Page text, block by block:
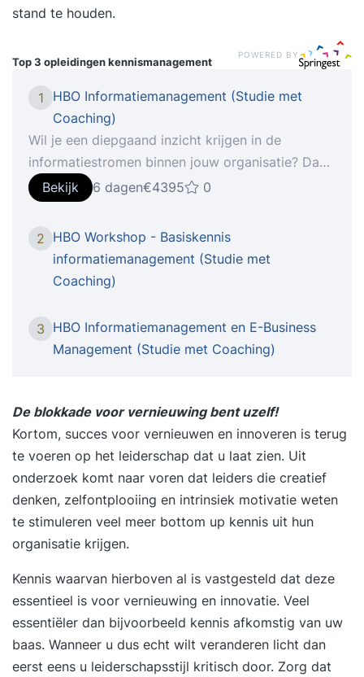
stand te houden.
Top 3 opleidingenkennismanagement
POWERED BY
1
HBO Informatiemanagement (Studie met
Coaching)
Wil je een diepgaand inzicht krijgen in de
informatiestromen binnen jouw organisatie? Dan
is de intrigerende hbo-opleiding
Informatiemanagement iets voor jou! Deze
opleiding biedt een breed scala aan
vaardigheden, waaronder het formuleren van
strategische ICT-doelstellingen, het opstellen van
strategische plannen en het werken met
diverse onderwerpen behandeld, zoals
systeemontwikkeling, kennismanagement, het
oriëntatie. Met praktijkgerichte opdrachten kun je
de verworven kennis direct toepassen in je eigen
werkomgeving. Na het afronden van deze
opleiding ben je uitgerust met de vaardigheden
om informatiemanagement op een efficiënte
manier te leiden. Schrijf je vandaag nog in en
versterk je vaardigheden in
met individuele aandacht? Dan is Van Soest-
Koedam de opleider waar je naar op zoek bent.
We zetten jouw persoonlijke leertraject centraal
bij ons. Gedurende de opleiding word je van
begin tot eind uitstekend begeleid. Van Soest-
Bekijk 6 dagen€4395 0
2 HBO Workshop - Basiskennis
informatiemanagement (Studie met
Coaching)
3 HBO Informatiemanagement en E-Business
Management (Studie met Coaching)
De blokkade voor vernieuwing bent uzelf!
Kortom, succes voor vernieuwen en innoveren is terug
te voeren op het leiderschap dat u laat zien. Uit
onderzoek komt naar voren dat leiders die creatief
denken, zelfontplooiing en intrinsiek motivatie weten
te stimuleren veel meer bottom up kennis uit hun
organisatie krijgen.
Kennis waarvan hierboven al is vastgesteld dat deze
essentieel is voor vernieuwing en innovatie. Veel
essentiëler dan bijvoorbeeld kennis afkomstig van uw
baas. Wanneer u dus echt wilt veranderen licht dan
eerst eens u leiderschapsstijl kritisch door. Zorg dat